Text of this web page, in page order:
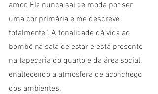
amor. Ele nunca sai de moda por ser
uma cor primária e me descreve
totalmente”. A tonalidade dá vida ao
bombê na sala de estar e está presente
na tapeçaria do quarto e da área social,
enaltecendo a atmosfera de aconchego
dos ambientes.